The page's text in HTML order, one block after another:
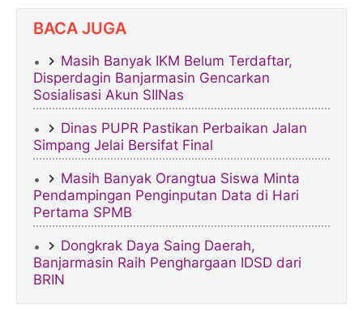
BACA JUGA
Masih Banyak IKM Belum Terdaftar,
Disperdagin Banjarmasin Gencarkan
Sosialisasi Akun SIINas​
Dinas PUPR Pastikan Perbaikan Jalan
Simpang Jelai Bersifat Final
​Masih Banyak Orangtua Siswa Minta
Pendampingan Penginputan Data di Hari
Pertama SPMB
Dongkrak Daya Saing Daerah,
Banjarmasin Raih Penghargaan IDSD dari
BRIN